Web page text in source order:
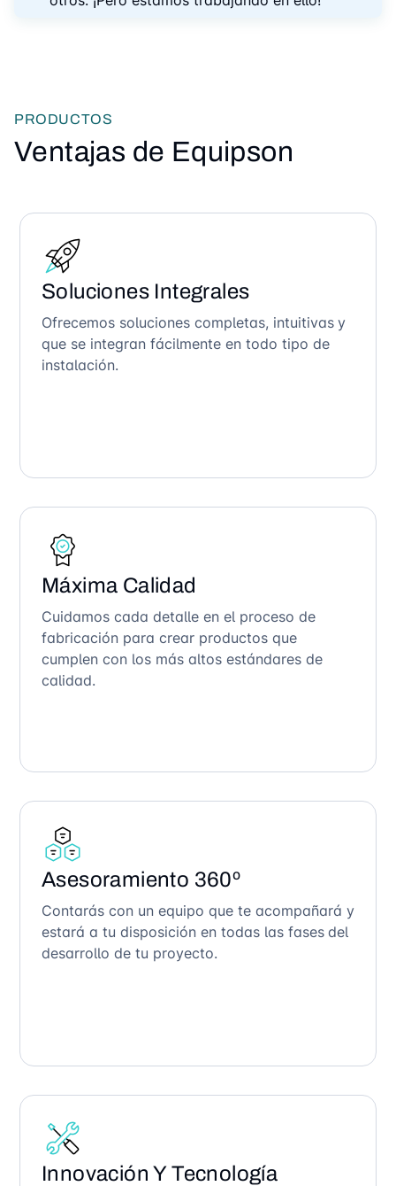
PRODUCTOS
Ventajas de Equipson
Soluciones Integrales
Ofrecemos soluciones completas, intuitivas y
que se integran fácilmente en todo tipo de
instalación.
Máxima Calidad
Cuidamos cada detalle en el proceso de
fabricación para crear productos que
cumplen con los más altos estándares de
calidad.
Asesoramiento 360º
Contarás con un equipo que te acompañará y
estará a tu disposición en todas las fases del
desarrollo de tu proyecto.
Innovación Y Tecnología